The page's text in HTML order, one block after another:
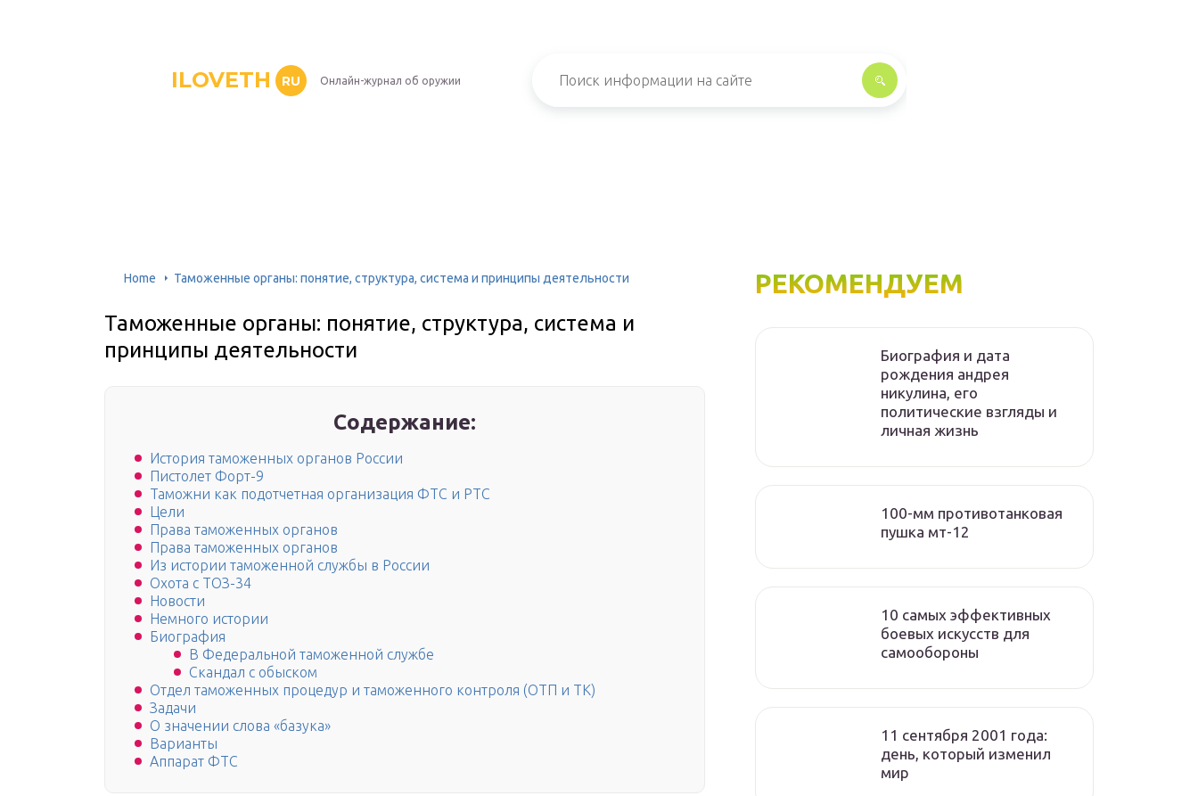
ILOVETH RU Онлайн-журнал об оружии
Home Таможенные органы: понятие, структура, система и принципы деятельности
Таможенные органы: понятие, структура, система и
принципы деятельности
Содержание:
История таможенных органов России
Пистолет Форт-9
Таможни как подотчетная организация ФТС и РТС
Цели
Права таможенных органов
Права таможенных органов
Из истории таможенной службы в России
Охота с ТОЗ-34
Новости
Немного истории
Биография
В Федеральной таможенной службе
Скандал с обыском
Отдел таможенных процедур и таможенного контроля (ОТП и ТК)
Задачи
О значении слова «базука»
Варианты
Аппарат ФТС
РЕКОМЕНДУЕМ
Биография и дата
рождения андрея
никулина, его
политические взгляды и
личная жизнь
100-мм противотанковая
пушка мт-12
10 самых эффективных
боевых искусств для
самообороны
11 сентября 2001 года:
день, который изменил
мир